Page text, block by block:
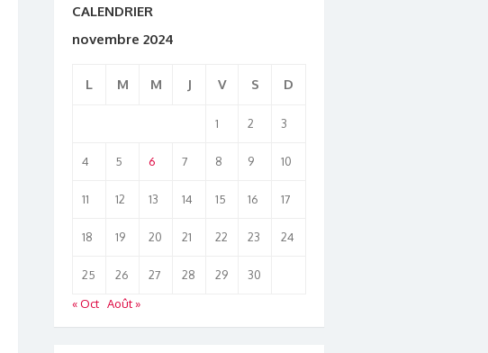
CALENDRIER
novembre 2024
L M M J V S D
1 2 3
4 5 6 7 8 9 10
11 12 13 14 15 16 17
18 19 20 21 22 23 24
25 26 27 28 29
30
« Oct Août »